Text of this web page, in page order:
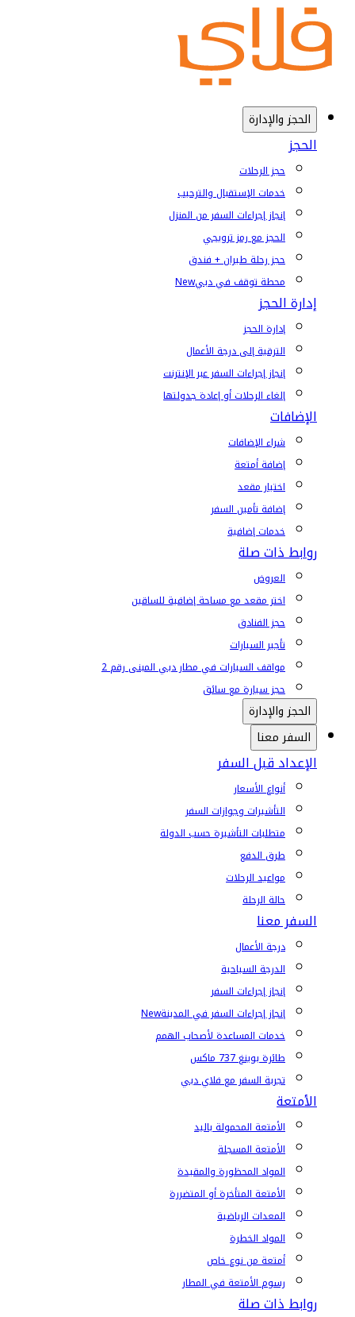
الحجز والإدارة
الحجز
حجز الرحلات
خدمات الإستقبال والترحيب
إنجاز إجراءات السفر من المنزل
الحجز مع رمز ترويجي
حجز رحلة طيران + فندق
محطة توقف في دبيNew
إدارة الحجز
إدارة الحجز
الترقية إلى درجة الأعمال
إنجاز إجراءات السفر عبر الإنترنت
إلغاء الرحلات أو إعادة جدولتها
الإضافات
شراء الإضافات
إضافة أمتعة
اختيار مقعد
إضافة تأمين السفر
خدمات إضافية
روابط ذات صلة
العروض
اختر مقعد مع مساحة إضافية للساقين
حجز الفنادق
تأجير السيارات
مواقف السيارات في مطار دبي المبنى رقم 2
حجز سيارة مع سائق
الحجز والإدارة
السفر معنا
الإعداد قبل السفر
أنواع الأسعار
التأشيرات وجوازات السفر
متطلبات التأشيرة حسب الدولة
طرق الدفع
مواعيد الرحلات
حالة الرحلة
السفر معنا
درجة الأعمال
الدرجة السياحية
إنجاز إجراءات السفر
إنجاز إجراءات السفر في المدينةNew
خدمات المساعدة لأصحاب الهمم
طائرة بوينغ 737 ماكس
تجربة السفر مع فلاي دبي
الأمتعة
الأمتعة المحمولة باليد
الأمتعة المسجلة
المواد المحظورة والمقيدة
الأمتعة المتأخرة أو المتضررة
المعدات الرياضية
المواد الخطرة
أمتعة من نوع خاص
رسوم الأمتعة في المطار
روابط ذات صلة